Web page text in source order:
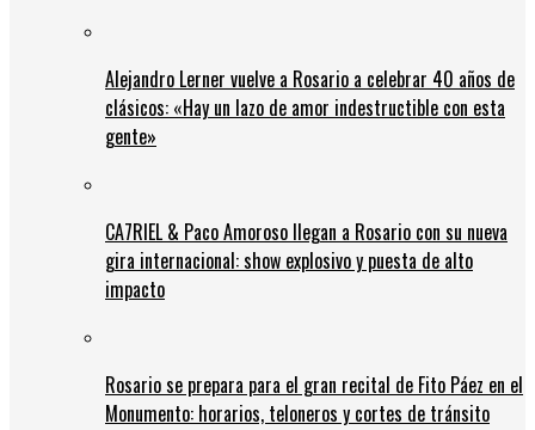
Alejandro Lerner vuelve a Rosario a celebrar 40 años de
clásicos: «Hay un lazo de amor indestructible con esta
gente»
CA7RIEL & Paco Amoroso llegan a Rosario con su nueva
gira internacional: show explosivo y puesta de alto
impacto
Rosario se prepara para el gran recital de Fito Páez en el
Monumento: horarios, teloneros y cortes de tránsito